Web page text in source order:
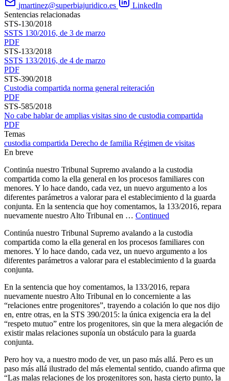
jmartinez@superbiajuridico.es
LinkedIn
Sentencias relacionadas
STS-130/2018
SSTS 130/2016, de 3 de marzo
PDF
STS-133/2018
SSTS 133/2016, de 4 de marzo
PDF
STS-390/2018
Custodia compartida norma general reiteración
PDF
STS-585/2018
No cabe hablar de amplias visitas sino de custodia compartida
PDF
Temas
custodia compartida Derecho de familia Régimen de visitas
En breve
Continúa nuestro Tribunal Supremo avalando a la custodia
compartida como la ella general en los procesos familiares con
menores. Y lo hace dando, cada vez, un nuevo argumento a los
diferentes parámetros a valorar para el establecimiento d la guarda
conjunta. En la sentencia que hoy comentamos, la 133/2016, repara
nuevamente nuestro Alto Tribunal en … Continued
Continúa nuestro Tribunal Supremo avalando a la custodia
compartida como la ella general en los procesos familiares con
menores. Y lo hace dando, cada vez, un nuevo argumento a los
diferentes parámetros a valorar para el establecimiento d la guarda
conjunta.
En la sentencia que hoy comentamos, la 133/2016, repara
nuevamente nuestro Alto Tribunal en lo concerniente a las
“relaciones entre progenitores”, trayendo a colación lo que nos dijo
en, entre otras, en la STS 390/2015: la única exigencia era la del
“respeto mutuo” entre los progenitores, sin que la mera alegación de
existir malas relaciones suponía un obstáculo para la guarda
conjunta.
Pero hoy va, a nuestro modo de ver, un paso más allá. Pero es un
paso más allá ilustrado del más elemental sentido, cuando afirma que
“Las malas relaciones de los progenitores son, hasta cierto punto, la